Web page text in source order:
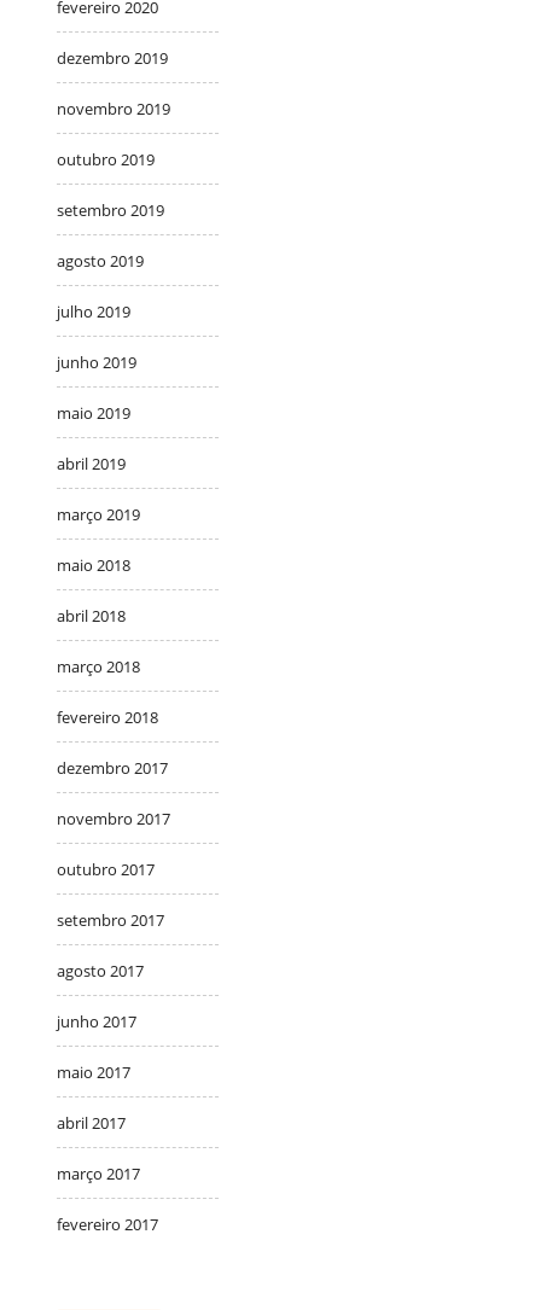
fevereiro 2020
dezembro 2019
novembro 2019
outubro 2019
setembro 2019
agosto 2019
julho 2019
junho 2019
maio 2019
abril 2019
março 2019
maio 2018
abril 2018
março 2018
fevereiro 2018
dezembro 2017
novembro 2017
outubro 2017
setembro 2017
agosto 2017
junho 2017
maio 2017
abril 2017
março 2017
fevereiro 2017